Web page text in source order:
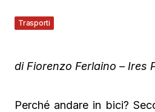
Trasporti
12 Aprile 2021
di Fiorenzo Ferlaino – Ires
Perché andare in bici?